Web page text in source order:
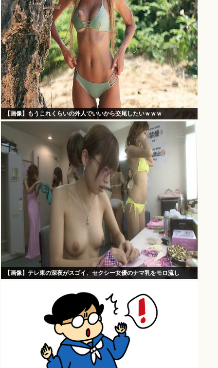
【画像】もうこれくらいの外人でいいから交尾したいｗｗｗ
【画像】テレ東の深夜がスゴイ、セクシー女優のナマ乳をモロ流し